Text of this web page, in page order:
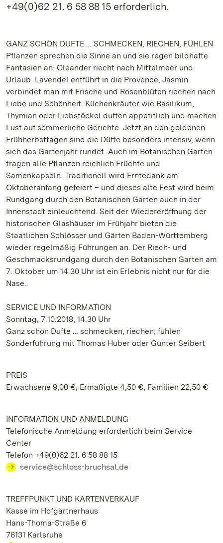
+49(0)62 21. 6 58 88 15 erforderlich.
GANZ SCHÖN DUFTE … SCHMECKEN, RIECHEN, FÜHLEN
Pflanzen sprechen die Sinne an und sie regen bildhafte
Fantasien an: Oleander riecht nach Mittelmeer und
Urlaub. Lavendel entführt in die Provence, Jasmin
verbindet man mit Frische und Rosenblüten riechen nach
Liebe und Schönheit. Küchenkräuter wie Basilikum,
Thymian oder Liebstöckel duften appetitlich und machen
Lust auf sommerliche Gerichte. Jetzt an den goldenen
Frühherbsttagen sind die Düfte besonders intensiv, wenn
sich das Gartenjahr rundet. Auch im Botanischen Garten
tragen alle Pflanzen reichlich Früchte und
Samenkapseln. Traditionell wird Erntedank am
Oktoberanfang gefeiert – und dieses alte Fest wird beim
Rundgang durch den Botanischen Garten auch in der
Innenstadt einleuchtend. Seit der Wiedereröffnung der
historischen Glashäuser im Frühjahr bieten die
Staatlichen Schlösser und Gärten Baden-Württemberg
wieder regelmäßig Führungen an. Der Riech- und
Geschmacksrundgang durch den Botanischen Garten am
7. Oktober um 14.30 Uhr ist ein Erlebnis nicht nur für die
Nase.
SERVICE UND INFORMATION
Sonntag, 7.10.2018, 14.30 Uhr
Ganz schön Dufte … schmecken, riechen, fühlen
Sonderführung mit Thomas Huber oder Günter Seibert
PREIS
Erwachsene 9,00 €, Ermäßigte 4,50 €, Familien 22,50 €
INFORMATION UND ANMELDUNG
Telefonische Anmeldung erforderlich beim Service
Center
Telefon +49(0)62 21. 6 58 88 15
service@schloss-bruchsal.de
TREFFPUNKT UND KARTENVERKAUF
Kasse im Hofgärtnerhaus
Hans-Thoma-Straße 6
76131 Karlsruhe